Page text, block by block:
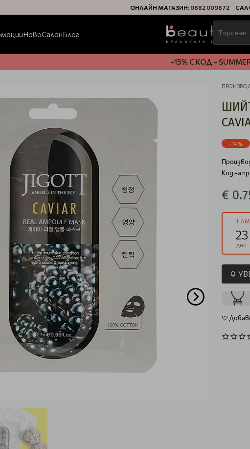
ОНЛАЙН МАГАЗИН: 0882 009872
НовоСалонБлог
-15% С КОД -
-14%
Код на
€
23
ДНИ